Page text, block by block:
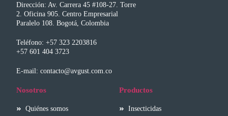
Dirección: Av. Carrera 45 #108-27. Torre
2. Oficina 905. Centro Empresarial
Paralelo 108. Bogotá, Colombia
Teléfono: +57 323 2203816
+57 601 404 3723
E-mail: contacto@avgust.com.co
Nosotros
Quiénes somos
Productos
Insecticidas